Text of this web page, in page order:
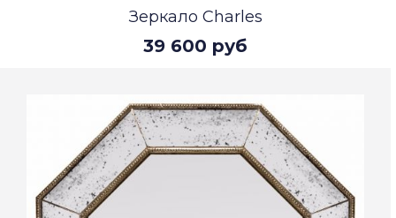
Зеркало Charles
39 600 руб